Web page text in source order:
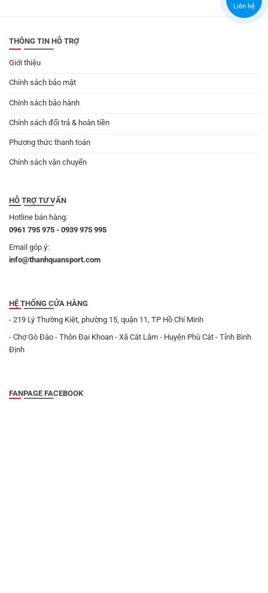
THÔNG TIN HỖ TRỢ
Giới thiệu
Chính sách bảo mật
Chính sách bảo hành
Chính sách đổi trả & hoàn tiền
Phương thức thanh toán
Chính sách vận chuyển
HỖ TRỢ TƯ VẤN
Hotline bán hàng:
0961 795 975 - 0939 975 995
Email góp ý:
info@thanhquansport.com
HỆ THỐNG CỬA HÀNG
- 219 Lý Thường Kiệt, phường 15, quận 11, TP Hồ Chí Minh
- Chợ Gò Đào - Thôn Đại Khoan - Xã Cát Lâm - Huyện Phù Cát - Tỉnh Bình
Định
FANPAGE FACEBOOK
Liên hệ